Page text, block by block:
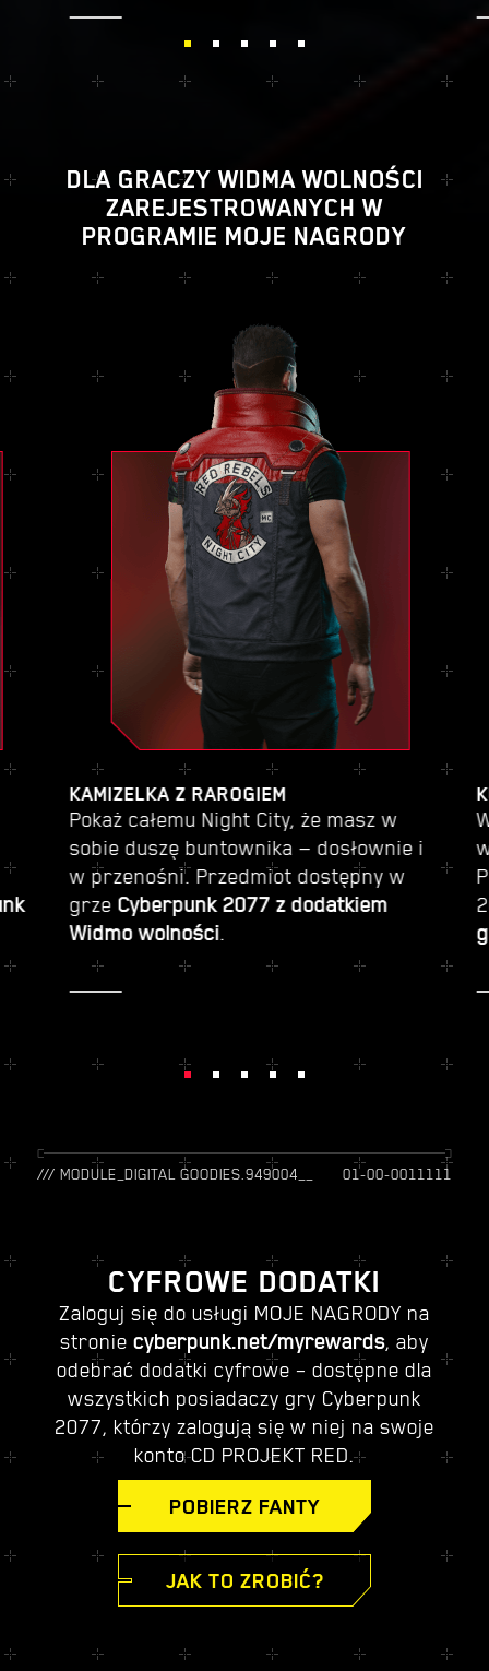
DLA GRACZY WIDMA WOLNOŚCI
ZAREJESTROWANYCH W
PROGRAMIE MOJE NAGRODY
KAMIZELKA Z RAROGIEM
Pokaż całemu Night City, że masz w
sobie duszę buntownika — dosłownie i
w przenośni. Przedmiot dostępny w
grze Cyberpunk 2077 z dodatkiem
Widmo wolności.
/// MODULE_DIGITAL GOODIES.949004__ 01-00-0011111
CYFROWE DODATKI
Zaloguj się do usługi MOJE NAGRODY na
stronie cyberpunk.net/myrewards, aby
odebrać dodatki cyfrowe – dostępne dla
wszystkich posiadaczy gry Cyberpunk
2077, którzy zalogują się w niej na swoje
konto CD PROJEKT RED.
POBIERZ FANTY
JAK TO ZROBIĆ?